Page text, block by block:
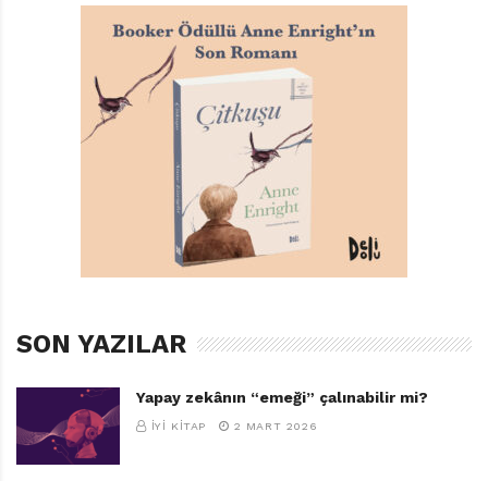
GÜNIŞIĞI KITAPLIĞI,
HAYIR! BURASI ORMAN DEĞIL!
, SUSANNA ISERN
SON YAZILAR
Yapay zekânın “emeği” çalınabilir mi?
İYI KITAP 2 MART 2026